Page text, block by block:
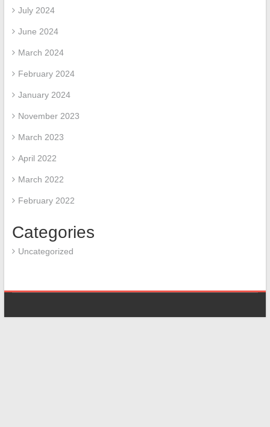
July 2024
June 2024
March 2024
February 2024
January 2024
November 2023
March 2023
April 2022
March 2022
February 2022
Categories
Uncategorized